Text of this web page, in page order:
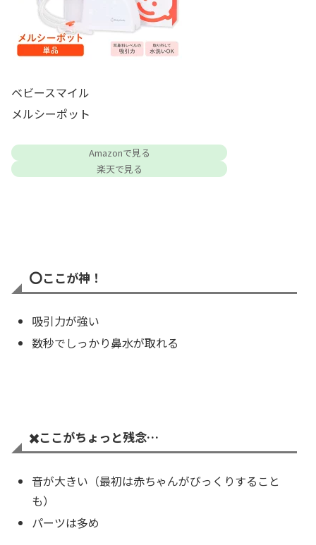
ベビースマイル
メルシーポット
Amazonで見る
楽天で見る
⭕️ここが神！
吸引力が強い
数秒でしっかり鼻水が取れる
✖️ここがちょっと残念…
音が大きい（最初は赤ちゃんがびっくりすること
も）
パーツは多め